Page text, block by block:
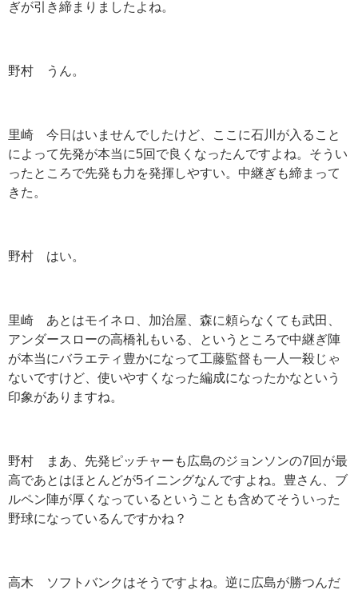
ぎが引き締まりましたよね。
野村 うん。
里崎 今日はいませんでしたけど、ここに石川が入ること
によって先発が本当に5回で良くなったんですよね。そうい
ったところで先発も力を発揮しやすい。中継ぎも締まって
きた。
野村 はい。
里崎 あとはモイネロ、加治屋、森に頼らなくても武田、
アンダースローの高橋礼もいる、というところで中継ぎ陣
が本当にバラエティ豊かになって工藤監督も一人一殺じゃ
ないですけど、使いやすくなった編成になったかなという
印象がありますね。
野村 まあ、先発ピッチャーも広島のジョンソンの7回が最
高であとはほとんどが5イニングなんですよね。豊さん、ブ
ルペン陣が厚くなっているということも含めてそういった
野球になっているんですかね？
高木 ソフトバンクはそうですよね。逆に広島が勝つんだ